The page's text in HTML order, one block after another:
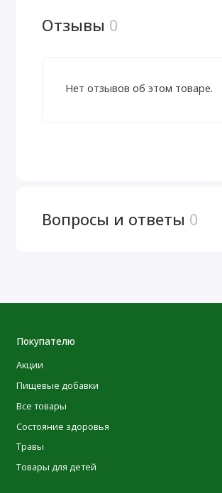
кормления грудью, при наличии
Отказ от ответственности
изображениях и информации о
производителями, касающиеся
определенного времени до того
виду, что даже несмотря на то, что
информацию, представленную на
Отзывы 0
Нет отзывов об этом товаре.
Вопросы и ответы 0
Покупателю
Акции
Пищевые добавки
Все товары
Состояние здоровья
Травы
Товары для детей